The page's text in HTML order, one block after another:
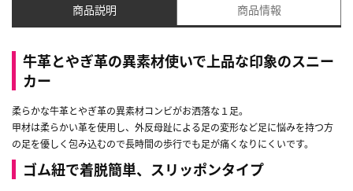
商品説明 商品情報
牛革とやぎ革の異素材使いで上品な印象のスニー
カー
柔らかな牛革とやぎ革の異素材コンビがお洒落な１足。
甲材は柔らかい革を使用し、外反母趾による足の変形など足に悩みを持つ方
の足を優しく包み込むので長時間の歩行でも足が痛くなりにくいです。
ゴム紐で着脱簡単、スリッポンタイプ